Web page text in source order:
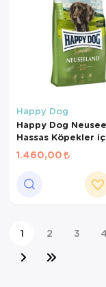
Happy Dog
Happy Dog
Hassas Köpekler
Etli ve Pirinçli
Köpek Maması 4 Kg
1.460,00
1 2 3 4